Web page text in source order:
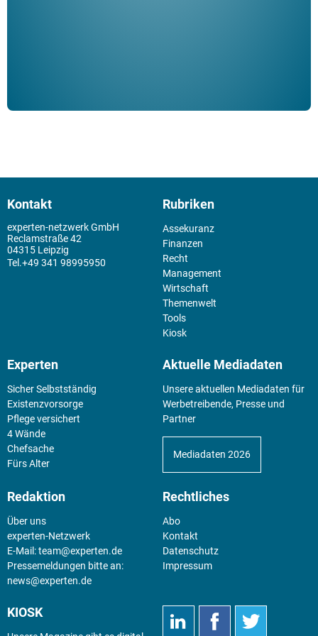
Kontakt
experten-netzwerk GmbH
Reclamstraße 42
04315 Leipzig
+49 341 98995950
Rubriken
Assekuranz
Finanzen
Recht
Management
Wirtschaft
Themenwelt
Tools
Kiosk
Experten
Sicher Selbstständig
Existenz­vorsorge
Pflege versichert
4 Wände
Chefsache
Fürs Alter
Aktuelle Mediadaten
Unsere aktuellen Mediadaten für
Werbetreibende, Presse und
Partner
Mediadaten 2026
Redaktion
Über uns
experten-Netzwerk
E-Mail:team@experten.de
Pressemeldungen bitte an:
news@experten.de
Rechtliches
Abo
Kontakt
Datenschutz
Impressum
KIOSK